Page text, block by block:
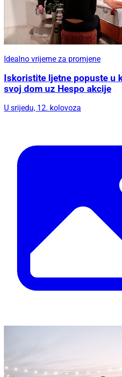
Idealno vrijeme za promjene
Iskoristite ljetne popuste u
svoj dom uz Hespo akcije
U srijedu, 12. kolovoza